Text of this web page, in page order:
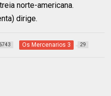
norte-americana.
dirige.
6743 Os Mercenarios 3 29